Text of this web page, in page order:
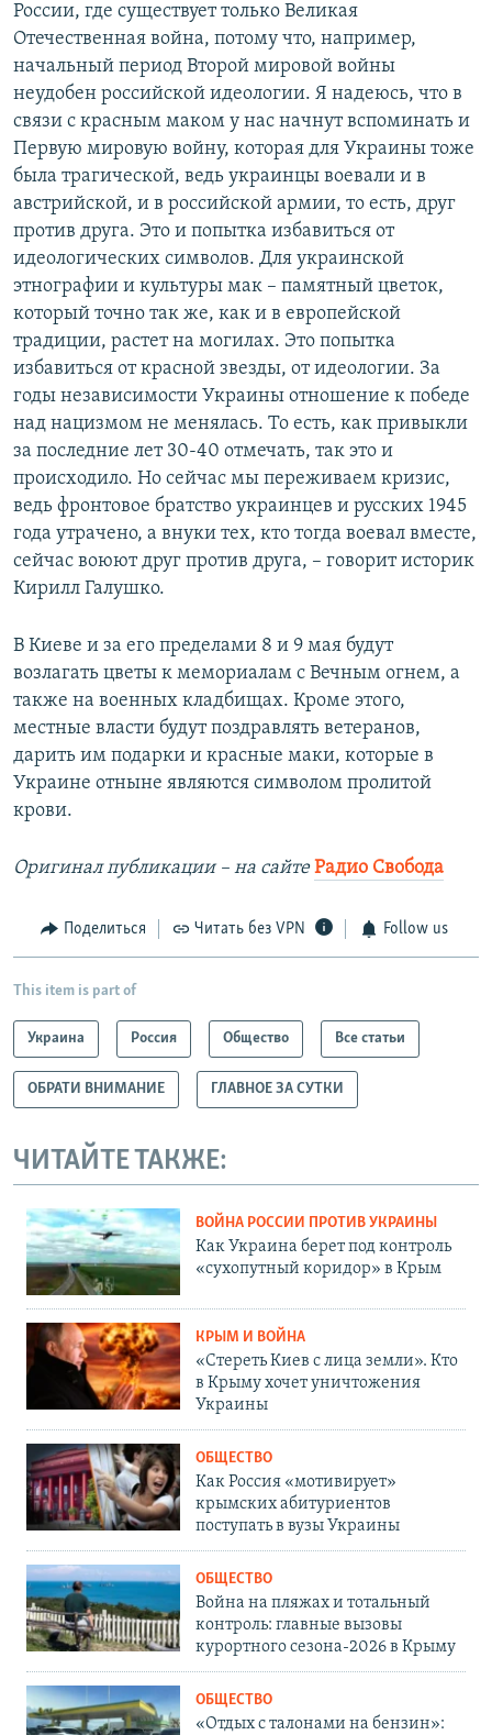
России, где существует только Великая
Отечественная война, потому что, например,
начальный период Второй мировой войны
неудобен российской идеологии. Я надеюсь, что в
связи с красным маком у нас начнут вспоминать и
Первую мировую войну, которая для Украины тоже
была трагической, ведь украинцы воевали и в
австрийской, и в российской армии, то есть, друг
против друга. Это и попытка избавиться от
идеологических символов. Для украинской
этнографии и культуры мак – памятный цветок,
который точно так же, как и в европейской
традиции, растет на могилах. Это попытка
избавиться от красной звезды, от идеологии. За
годы независимости Украины отношение к победе
над нацизмом не менялась. То есть, как привыкли
за последние лет 30-40 отмечать, так это и
происходило. Но сейчас мы переживаем кризис,
ведь фронтовое братство украинцев и русских 1945
года утрачено, а внуки тех, кто тогда воевал вместе,
сейчас воюют друг против друга, – говорит историк
Кирилл Галушко.
В Киеве и за его пределами 8 и 9 мая будут
возлагать цветы к мемориалам с Вечным огнем, а
также на военных кладбищах. Кроме этого,
местные власти будут поздравлять ветеранов,
дарить им подарки и красные маки, которые в
Украине отныне являются символом пролитой
крови.
Оригинал публикации – на сайте Радио Свобода
Поделиться Читать без VPN Follow us
This item is part of
Украина Россия Общество Все статьи
ОБРАТИ ВНИМАНИЕ ГЛАВНОЕ ЗА СУТКИ
ЧИТАЙТЕ ТАКЖЕ:
ВОЙНА РОССИИ ПРОТИВ УКРАИНЫ
Как Украина берет под контроль
«сухопутный коридор» в Крым
КРЫМ И ВОЙНА
«Стереть Киев с лица земли». Кто
в Крыму хочет уничтожения
Украины
ОБЩЕСТВО
Как Россия «мотивирует»
крымских абитуриентов
поступать в вузы Украины
ОБЩЕСТВО
Война на пляжах и тотальный
контроль: главные вызовы
курортного сезона-2026 в Крыму
ОБЩЕСТВО
«Отдых с талонами на бензин»: